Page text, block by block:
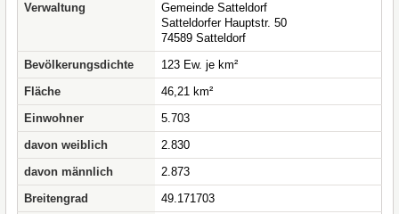
Verwaltung
Gemeinde Satteldorf
Satteldorfer Hauptstr. 50
74589 Satteldorf
Bevölkerungsdichte
123 Ew. je km²
Fläche
46,21 km²
Einwohner
5.703
davon weiblich
2.830
davon männlich
2.873
Breitengrad
49.171703